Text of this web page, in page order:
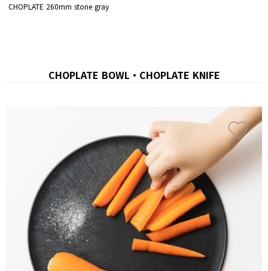
CHOPLATE 260mm stone gray
CHOPLATE BOWL・CHOPLATE KNIFE